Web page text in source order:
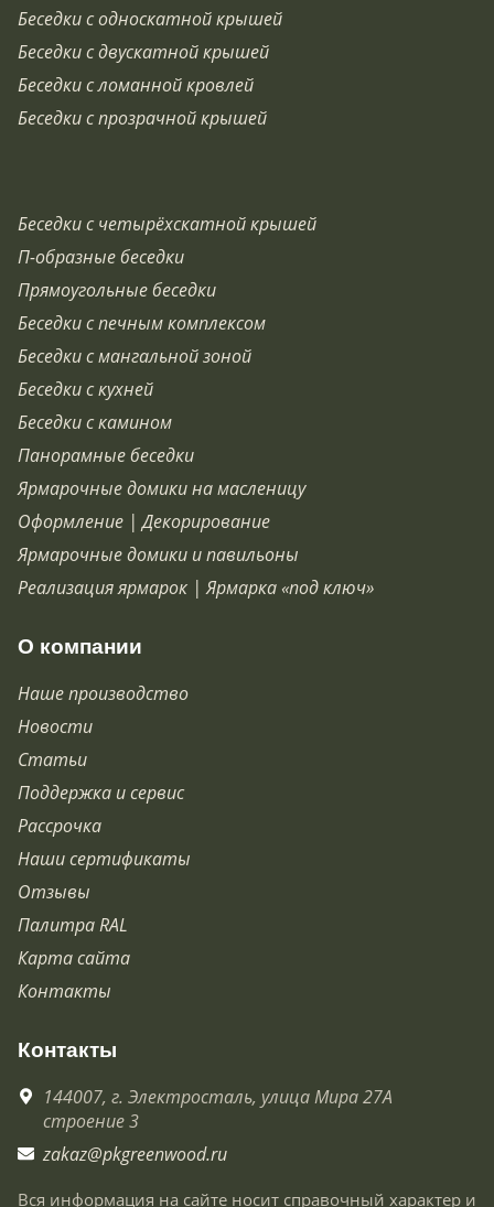
Беседки с односкатной крышей
Беседки с двускатной крышей
Беседки с ломанной кровлей
Беседки с прозрачной крышей
Беседки с четырёхскатной крышей
П-образные беседки
Прямоугольные беседки
Беседки с печным комплексом
Беседки с мангальной зоной
Беседки с кухней
Беседки с камином
Панорамные беседки
Ярмарочные домики на масленицу
Оформление | Декорирование
Ярмарочные домики и павильоны
Реализация ярмарок | Ярмарка «под ключ»
О компании
Наше производство
Новости
Статьи
Поддержка и сервис
Рассрочка
Наши сертификаты
Отзывы
Палитра RAL
Карта сайта
Контакты
Контакты
144007, г. Электросталь, улица Мира 27А
строение 3
zakaz@pkgreenwood.ru
Вся информация на сайте носит справочный характер и